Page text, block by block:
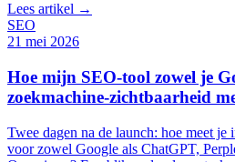
Lees artikel →
SEO
21 mei 2026
Hoe mijn SEO-tool zowel je
zoekmachine-zichtbaarheid
Twee dagen na de launch: hoe meet
voor zowel Google als ChatGPT,